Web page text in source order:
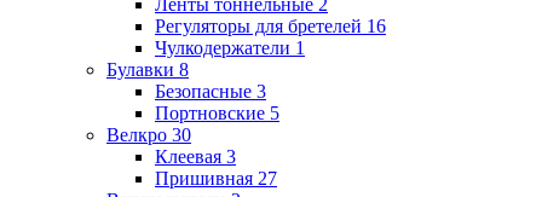
Регуляторы для бретелей 16
Чулкодержатели 1
Булавки 8
Безопасные 3
Портновские 5
Велкро 30
Клеевая 3
Пришивная 27